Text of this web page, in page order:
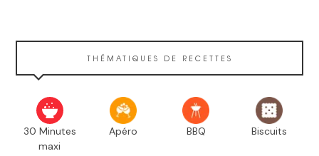
THÉMATIQUES DE RECETTES
30 Minutes
maxi
Apéro BBQ Biscuits